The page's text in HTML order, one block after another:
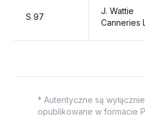
S 97
J. Wattie
Canneries
* Autentyczne są
opublikowane w formacie